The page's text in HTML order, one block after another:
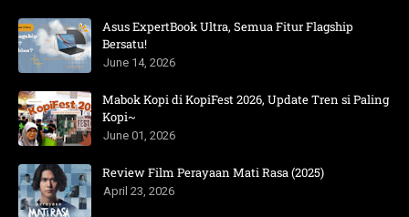
Asus ExpertBook Ultra, Semua Fitur Flagship
Bersatu!
June 14, 2026
Mabok Kopi di KopiFest 2026, Update Tren si Paling
Kopi~
June 01, 2026
Review Film Perayaan Mati Rasa (2025)
April 23, 2026